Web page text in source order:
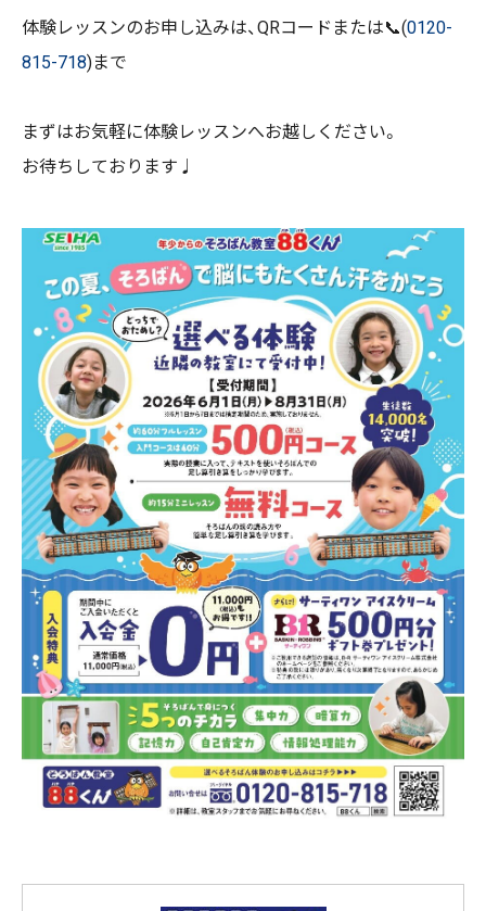
体験レッスンのお申し込みは、QRコードまたは📞(0120-
815-718)まで
まずはお気軽に体験レッスンへお越しください。
お待ちしております♩